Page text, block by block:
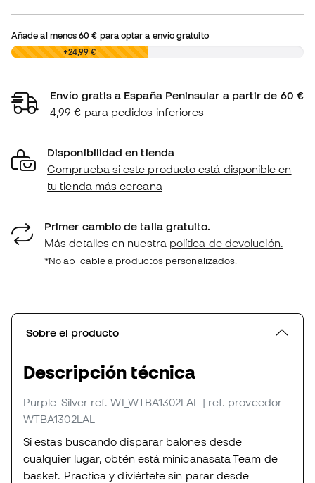
Añade al menos60 € para optar a envío gratuito
0,00 € +24,99 €
Envío gratis a España Peninsular a partir de 60 €
4,99 € para pedidos inferiores
Disponibilidad en tienda
Comprueba si este producto está disponible en
tu tienda más cercana
Primer cambio de talla gratuito.
Más detalles en nuestra política de devolución.
*No aplicable a productos personalizados.
Sobre el producto
Descripción técnica
Purple-Silver ref. WI_WTBA1302LAL
| ref. proveedor
WTBA1302LAL
Si estas buscando disparar balones desde
cualquier lugar, obtén está minicanasata Team de
basket. Practica y diviértete sin parar desde